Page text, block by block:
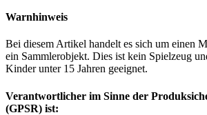
Warnhinweis
Bei diesem Artikel handelt es sich um einen
ein Sammlerobjekt. Dies ist kein Spielzeug
Kinder unter 15 Jahren geeignet.
Verantwortlicher im Sinne der
(GPSR) ist: